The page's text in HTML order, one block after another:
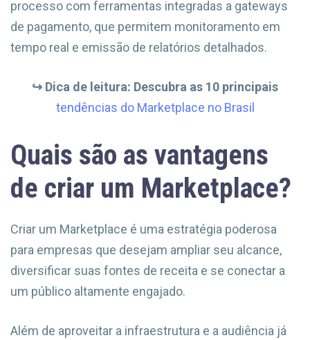
processo com ferramentas integradas a gateways
de pagamento, que permitem monitoramento em
tempo real e emissão de relatórios detalhados.
↪ ︎ Dica de leitura: Descubra as 10 principais
tendências do Marketplace no Brasil
Quais são as vantagens
de criar um Marketplace?
Criar um Marketplace é uma estratégia poderosa
para empresas que desejam ampliar seu alcance,
diversificar suas fontes de receita e se conectar a
um público altamente engajado.
Além de aproveitar a infraestrutura e a audiência já